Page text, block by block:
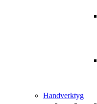
Handverktyg